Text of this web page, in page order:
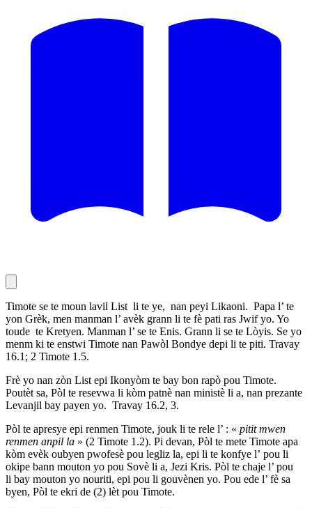
Timote se te moun lavil List li te ye, nan peyi Likaoni. Papa l’ te
yon Grèk, men manman l’ avèk grann li te fè pati ras Jwif yo. Yo
toude te Kretyen. Manman l’ se te Enis. Grann li se te Lòyis. Se yo
menm ki te enstwi Timote nan Pawòl Bondye depi li te piti. Travay
16.1; 2 Timote 1.5.
Frè yo nan zòn List epi Ikonyòm te bay bon rapò pou Timote.
Poutèt sa, Pòl te resevwa li kòm patnè nan ministè li a, nan prezante
Levanjil bay payen yo. Travay 16.2, 3.
Pòl te apresye epi renmen Timote, jouk li te rele l’ : « pitit mwen
renmen anpil la » (2 Timote 1.2). Pi devan, Pòl te mete Timote apa
kòm evèk oubyen pwofesè pou legliz la, epi li te konfye l’ pou li
okipe bann mouton yo pou Sovè li a, Jezi Kris. Pòl te chaje l’ pou
li bay mouton yo nouriti, epi pou li gouvènen yo. Pou ede l’ fè sa
byen, Pòl te ekri de (2) lèt pou Timote.